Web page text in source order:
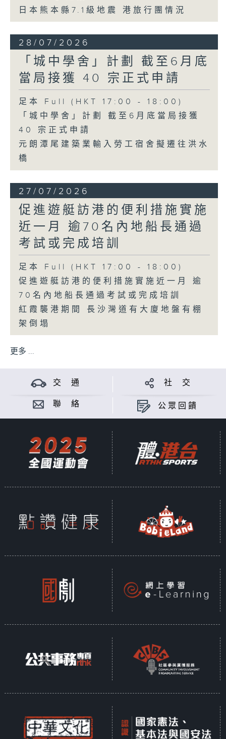
日本熊本縣7.1級地震 港旅行團情況
28/07/2026
「城中學舍」計劃 截至6月底
當局接獲 40 宗正式申請
足本 Full (HKT 17:00 - 18:00)
「城中學舍」計劃 截至6月底當局接獲
40 宗正式申請
元朗潭尾建築業輸入勞工宿舍擬遷往洪水
橋
27/07/2026
促進遊艇訪港的便利措施實施
近一月 逾70名內地船長通過
考試或完成培訓
足本 Full (HKT 17:00 - 18:00)
促進遊艇訪港的便利措施實施近一月 逾
70名內地船長通過考試或完成培訓
紅霞襲港期間 長沙灣道有大廈地盤有棚
架倒塌
更多 ...
交 通 社 交
聯 絡 公眾回饋